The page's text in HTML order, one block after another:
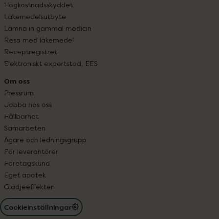
Högkostnadsskyddet
Läkemedelsutbyte
Lämna in gammal medicin
Resa med läkemedel
Receptregistret
Elektroniskt expertstöd, EES
Om oss
Pressrum
Jobba hos oss
Hållbarhet
Samarbeten
Ägare och ledningsgrupp
För leverantörer
Företagskund
Eget apotek
Glädjeeffekten
Cookieinställningar